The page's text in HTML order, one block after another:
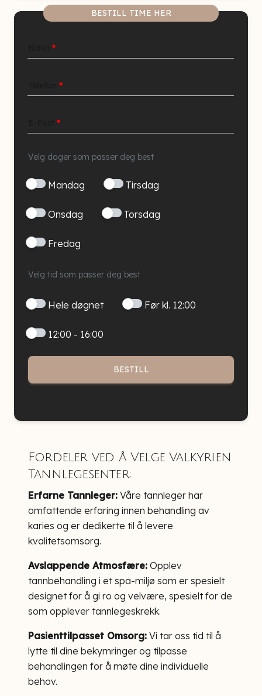
BESTILL TIME HER
*
*
*
Velg dager som passer deg best
Mandag Tirsdag
Onsdag Torsdag
Fredag
Velg tid som passer deg best
Hele døgnet Før kl. 12:00
12:00 - 16:00
Fordeler ved å Velge Valkyrien
Tannlegesenter:
Erfarne Tannleger: Våre tannleger har
omfattende erfaring innen behandling av
karies og er dedikerte til å levere
kvalitetsomsorg.
Avslappende Atmosfære: Opplev
tannbehandling i et spa-miljø som er spesielt
designet for å gi ro og velvære, spesielt for de
som opplever tannlegeskrekk.
Pasienttilpasset Omsorg: Vi tar oss tid til å
lytte til dine bekymringer og tilpasse
behandlingen for å møte dine individuelle
behov.